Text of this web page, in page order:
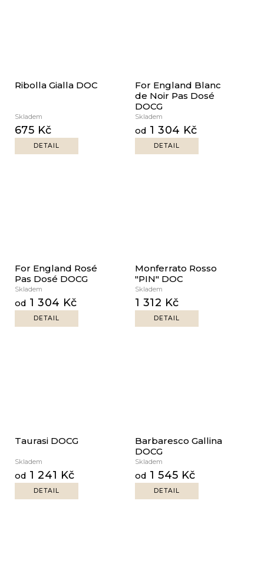
Ribolla Gialla DOC
Skladem
675 Kč
DETAIL
For England Blanc
de Noir Pas Dosé
DOCG
Skladem
od 1 304 Kč
DETAIL
For England Rosé
Pas Dosé DOCG
Skladem
od 1 304 Kč
DETAIL
Monferrato Rosso
"PIN" DOC
Skladem
1 312 Kč
DETAIL
Taurasi DOCG
Skladem
od 1 241 Kč
DETAIL
Barbaresco Gallina
DOCG
Skladem
od 1 545 Kč
DETAIL